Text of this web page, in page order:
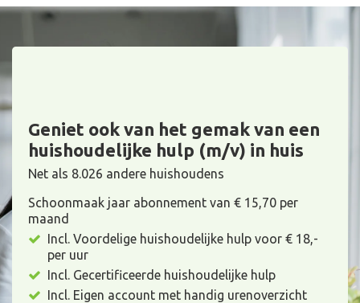
Geniet ook van het gemak van een
huishoudelijke hulp (m/v) in huis
Net als 8.026 andere huishoudens
Schoonmaak jaar abonnement van € 15,70 per
maand
Incl. Voordelige huishoudelijke hulp voor € 18,-
per uur
Incl. Gecertificeerde huishoudelijke hulp
Incl. Eigen account met handig urenoverzicht